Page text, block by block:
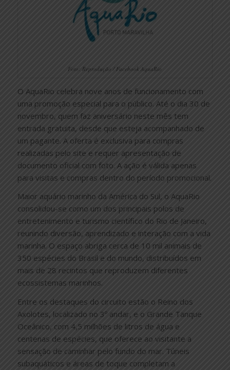
Foto: Reprodução / Facebook AquaRio
O AquaRio celebra nove anos de funcionamento com
uma promoção especial para o público. Até o dia 30 de
novembro, quem faz aniversário neste mês tem
entrada gratuita, desde que esteja acompanhado de
um pagante. A oferta é exclusiva para compras
realizadas pelo site e requer apresentação de
documento oficial com foto. A ação é válida apenas
para visitas e compras dentro do período promocional.
Maior aquário marinho da América do Sul, o AquaRio
consolidou-se como um dos principais polos de
entretenimento e turismo científico do Rio de Janeiro,
reunindo diversão, aprendizado e interação com a vida
marinha. O espaço abriga cerca de 10 mil animais de
350 espécies do Brasil e do mundo, distribuídos em
mais de 28 recintos que reproduzem diferentes
ecossistemas marinhos.
Entre os destaques do circuito estão o Reino dos
Axolotes, localizado no 3º andar, e o Grande Tanque
Oceânico, com 4,5 milhões de litros de água e
centenas de espécies, que oferece ao visitante a
sensação de caminhar pelo fundo do mar. Túneis
subaquáticos e áreas de toque completam a